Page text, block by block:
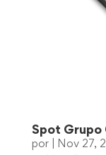
Spot Grupo
por Nov 27,